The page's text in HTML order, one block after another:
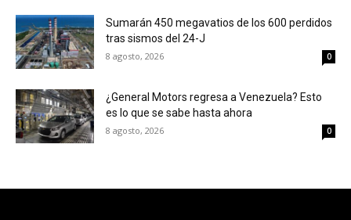
Sumarán 450 megavatios de los 600 perdidos
tras sismos del 24-J
8 agosto, 2026 0
¿General Motors regresa a Venezuela? Esto
es lo que se sabe hasta ahora
8 agosto, 2026 0